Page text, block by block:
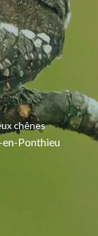
chênes
Ponthieu